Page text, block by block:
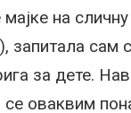
мајке на
запитала сам
за дете.
се оваквим